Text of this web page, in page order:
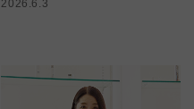
2026.6.3